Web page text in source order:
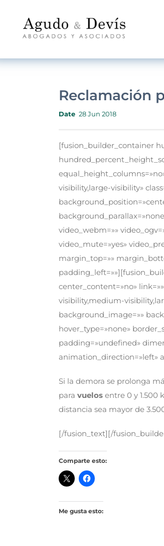
Reclamación
Date 28 Jun 2018
[fusion_builder_container
visibility,large-visibility»
video_webm=»»
video_mute=»yes»
margin_top=»»
center_content=»no»
visibility,medium-
background_image=»»
hover_type=»none»
padding=»undefined»
animation_direction=»left»
Si la demora se prolonga
para vuelos entre 0 y 1.500
distancia sea mayor de
[/fusion_text][/
Comparte esto:
Me gusta esto: